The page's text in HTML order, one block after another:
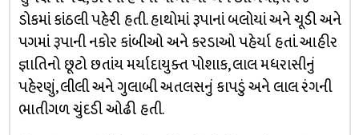
ડોકમાં કાંઠલી પહેરી હતી. હાથોમાં રૂપાનાં બલોયાં અને ચૂડી અને
પગમાં રૂપાની નકોર કાંબીઓ અને કરડાઓ પહેર્યા હતાં. આહીર
જ્ઞાતિનો છૂટો છતાંય મર્યાદાયુક્ત પોશાક, લાલ મધરાસીનું
પહેરણું, લીલી અને ગુલાબી અતલસનું કાપડું અને લાલ રંગની
ભાતીગળ ચુંદડી ઓઢી હતી.